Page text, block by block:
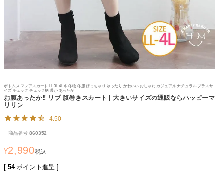
ボトムス フレアスカート LL 3L 4L 冬 冬物 冬服 ぽっちゃり ゆったり かわいい おしゃれ カジュアル ナチュラル プラスサ
イズ チェック チェック柄 暖か あったか
お腹あったか!! リブ 腹巻きスカート | 大きいサイズの通販ならハッピーマ
リリン
4.50
商品番号 860352
¥2,990税込
[ 54 ポイント進呈 ]